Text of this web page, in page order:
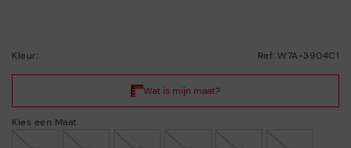
Kleur: Ref: W7A-3904C1
Kies een Maat